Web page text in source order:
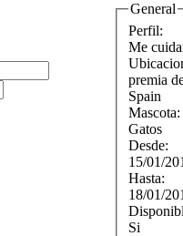
General
Perfil:
Me
premia
Spain
Mascota:
Gatos
Desde:
15/01/
Hasta:
18/01/
Si